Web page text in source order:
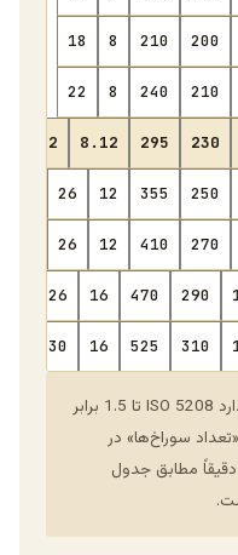
200
210
8
18
210
240
8
22
230
295
8.12
22
250
355
12
26
270
410
12
26
290
470
16
26
310
525
16
30
تست هیدرواستاتیک مطابق استاندارد ISO 5208 تا 1.5 برابر
سوراخ‌ها» در
3 و 8 اینچ (4.8 و 8.12) دقیقاً مطابق جدول